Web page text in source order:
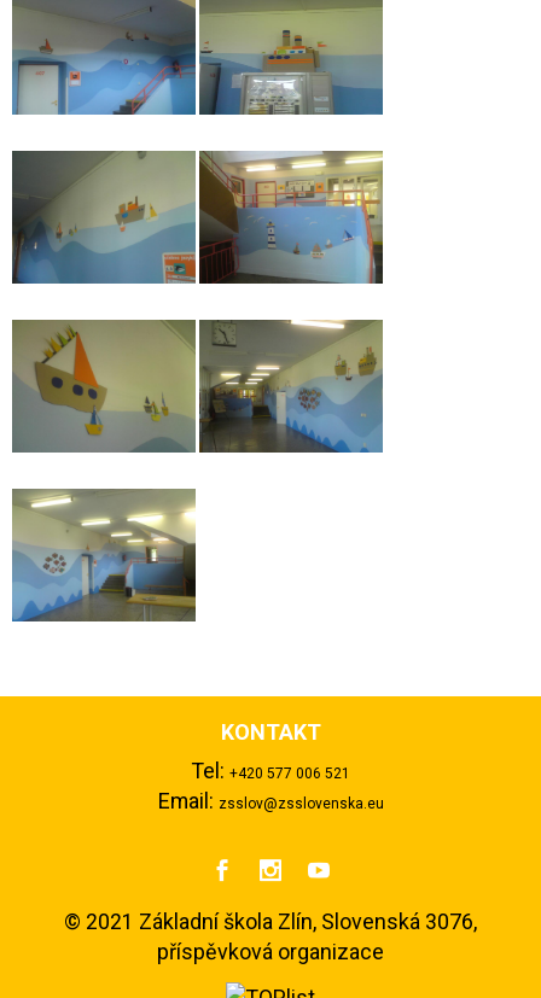
KONTAKT
Tel: +420 577 006 521
Email: zsslov@zsslovenska.eu
  
© 2021 Základní škola Zlín, Slovenská 3076,
příspěvková organizace